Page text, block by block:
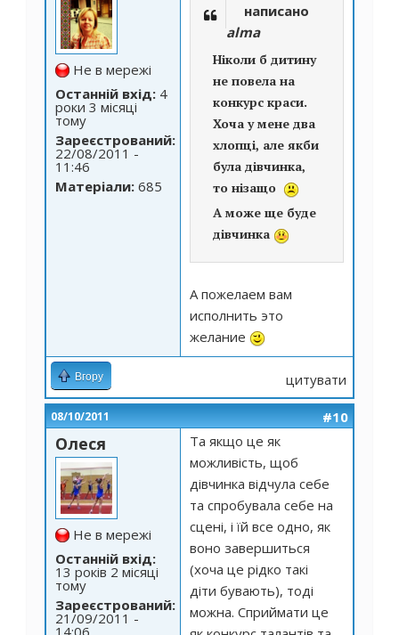
Не в мережі
Останній вхід: 4
роки 3 місяці
тому
Зареєстрований:
22/08/2011 -
11:46
Матеріали: 685
написано
alma
Ніколи б дитину
не повела на
конкурс краси.
Хоча у мене два
хлопці, але якби
була дівчинка,
то нізащо
А може ще буде
дівчинка
А пожелаем вам
исполнить это
желание
Вгору цитувати
08/10/2011 #10
Олеся
Не в мережі
Останній вхід:
13 років 2 місяці
тому
Зареєстрований:
21/09/2011 -
Та якщо це як
можливість, щоб
дівчинка відчула себе
та спробувала себе на
сцені, і їй все одно, як
воно завершиться
(хоча це рідко такі
діти бувають), тоді
можна. Сприймати це